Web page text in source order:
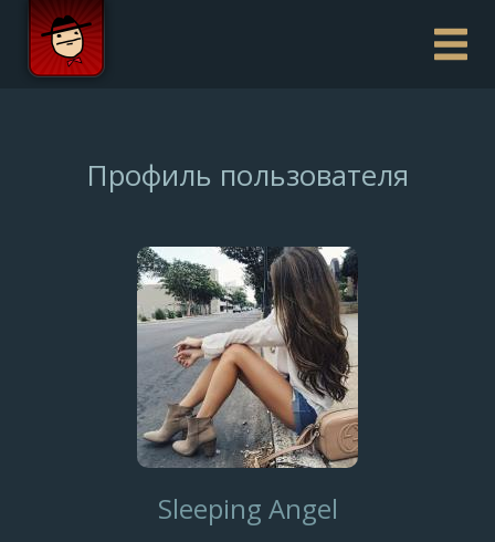
Профиль пользователя
Sleeping Angel